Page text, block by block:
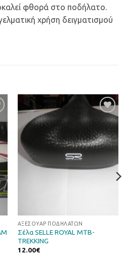
φθορά στο ποδήλατο.
χρήση δειγματισμού
Προσθήκη
στη Λίστα
Επιθυμιών
ΑΞΕΣΟΥΆΡ ΠΟΔΗΛΆΤΩΝ
Σέλα SELLE ROYAL MTB-
TREKKING
12.00€